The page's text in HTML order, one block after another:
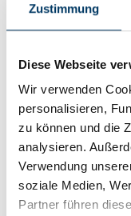
Zustimmung
Diese Webseite
Wir verwenden
personalisieren,
zu können und die
analysieren.
Verwendung
soziale Medien,
Partner führen
20. September
Goodwind! –
Die BIS
Windenergie“
Weiterlesen